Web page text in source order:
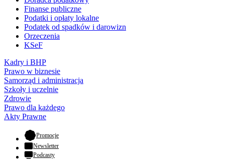
Finanse publiczne
Podatki i opłaty lokalne
Podatek od spadków i darowizn
Orzeczenia
KSeF
Kadry i BHP
Prawo w biznesie
Samorząd i administracja
Szkoły i uczelnie
Zdrowie
Prawo dla każdego
Akty Prawne
Promocje- otwiera się w nowej karcie
Newsletter
Podcasty